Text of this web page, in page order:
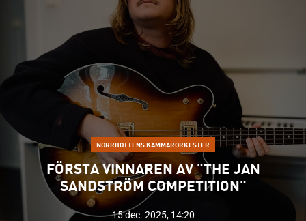
NORRBOTTENS KAMMARORKESTER
FÖRSTA VINNAREN AV "THE JAN
SANDSTRÖM COMPETITION"
15 dec. 2025, 14:20